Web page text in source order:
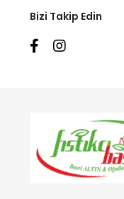
Bizi Takip Edin